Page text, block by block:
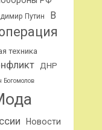
Путин
В
техника
ДНР
Богомолов
Новости